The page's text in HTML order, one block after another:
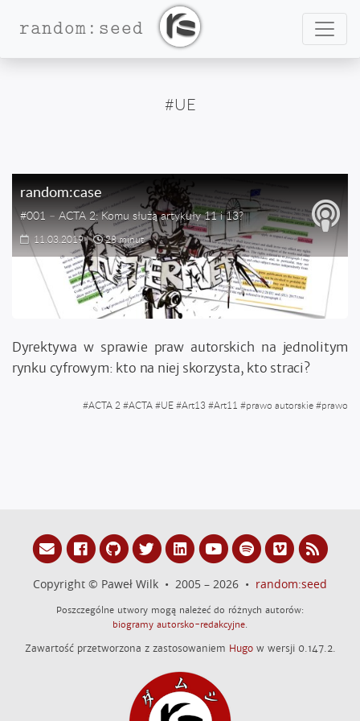
random:seed
#UE
random:case
#001 – ACTA 2: Komu służą artykuły 11 i 13?
11.03.2019| 28 minut
Dyrektywa w sprawie praw autorskich na jednolitym
rynku cyfrowym: kto na niej skorzysta, kto straci?
#ACTA 2 #ACTA#UE#Art13 #Art11 #prawo autorskie#prawo
Copyright © Paweł Wilk • 2005 – 2026 • random:seed
Poszczególne utwory mogą należeć do różnych autorów:
biogramy autorsko-redakcyjne
Zawartość przetworzona z zastosowaniem Hugow wersji 0.147.2.